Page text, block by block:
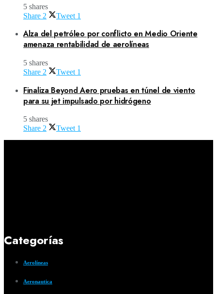
5 shares
Share 2 Tweet 1
Alza del petróleo por conflicto en Medio Oriente
amenaza rentabilidad de aerolíneas
5 shares
Share 2 Tweet 1
Finaliza Beyond Aero pruebas en túnel de viento
para su jet impulsado por hidrógeno
5 shares
Share 2 Tweet 1
Categorías
Aerolíneas
Aeronautica